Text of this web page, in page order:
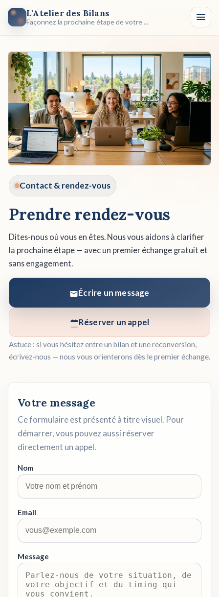
Aller au contenu
L'Atelier des Bilans
Façonnez la prochaine étape de votre carrière
Accueil
Nos Bilans
Notre Approche
Témoignages
Contact
Premier échange
Contact & rendez-vous
Prendre rendez-vous
Dites-nous où vous en êtes. Nous vous aidons à clarifier
la prochaine étape — avec un premier échange gratuit et
sans engagement.
Écrire un message
Réserver un appel
Astuce : si vous hésitez entre un bilan et une reconversion,
écrivez-nous — nous vous orienterons dès le premier échange.
Votre message
Ce formulaire est présenté à titre visuel. Pour
démarrer, vous pouvez aussi réserver
directement un appel.
Nom
Email
Message